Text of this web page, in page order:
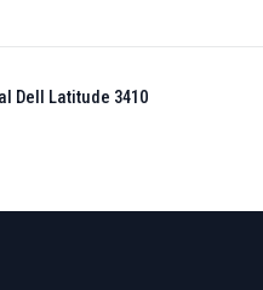
Dell Latitude 3410